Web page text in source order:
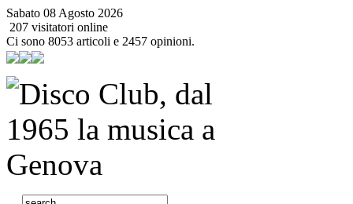
Sabato 08 Agosto 2026
207 visitatori online
Ci sono 8053 articoli e 2457 opinioni.